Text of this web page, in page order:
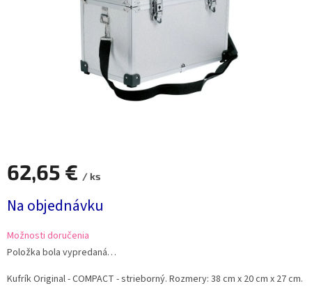
62,65 € / ks
cena:
Na objednávku
Možnosti doručenia
Položka bola vypredaná…
Kufrík Original - COMPACT - strieborný. Rozmery: 38 cm x 20 cm x 27 cm.